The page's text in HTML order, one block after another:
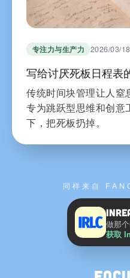
专注力与生产力 2026/03/18
写给讨厌死板日程表
传统时间块管理让人窒
专为跳跃型思维和创意
下，把死板扔掉。
同样来自
做那个
获取